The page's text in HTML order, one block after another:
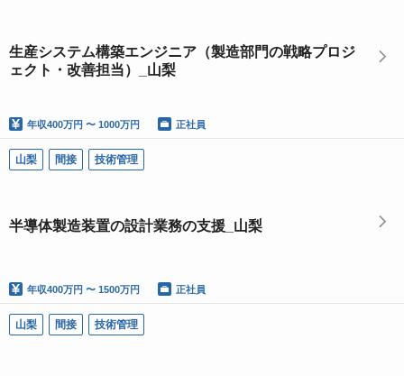
生産システム構築エンジニア（製造部門の戦略プロジ
ェクト・改善担当）_山梨
年収400万円 〜 1000万円 正社員
山梨 間接 技術管理
半導体製造装置の設計業務の支援_山梨
年収400万円 〜 1500万円 正社員
山梨 間接 技術管理